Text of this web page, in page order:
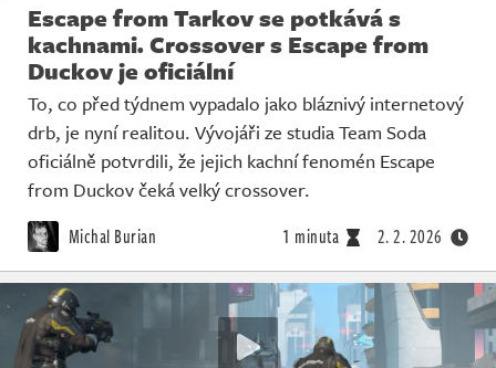
Escape from Tarkov se potkává s
kachnami. Crossover s Escape from
Duckov je oficiální
To, co před týdnem vypadalo jako bláznivý internetový
drb, je nyní realitou. Vývojáři ze studia Team Soda
oficiálně potvrdili, že jejich kachní fenomén Escape
from Duckov čeká velký crossover.
Michal Burian 1 minuta 2. 2. 2026